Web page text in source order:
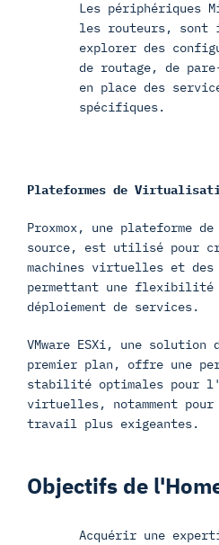
Les périphériques
les routeurs, sont
explorer des
de routage, de
en place des
spécifiques.
Plateformes de
Proxmox, une plateforme
source, est utilisé pour
machines virtuelles et des
permettant une flexibilité
déploiement de services.
VMware ESXi, une
premier plan, offre une
stabilité optimales pour
virtuelles, notamment pour
travail plus exigeantes.
Objectifs de
Acquérir une